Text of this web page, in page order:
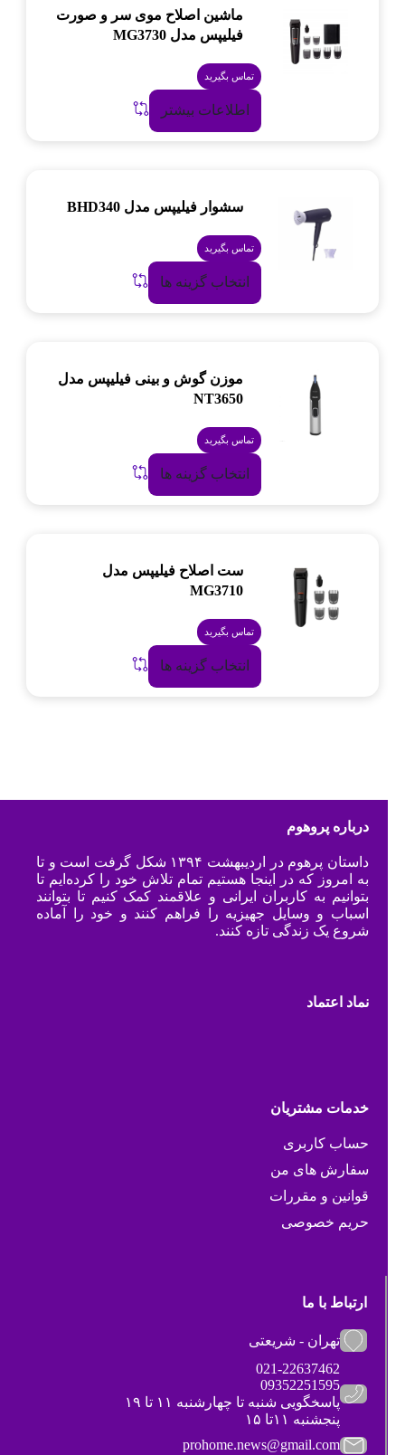
ماشین اصلاح موی سر و صورت
فیلیپس مدل MG3730
تماس بگیرید
اطلاعات بیشتر
سشوار فیلیپس مدل BHD340
تماس بگیرید
انتخاب گزینه ها
موزن گوش و بینی فیلیپس مدل
NT3650
تماس بگیرید
انتخاب گزینه ها
ست اصلاح فیلیپس مدل
MG3710
تماس بگیرید
انتخاب گزینه ها
درباره پروهوم
داستان پرهوم در اردیبهشت ۱۳۹۴ شکل گرفت است و تا
به امروز که در اینجا هستیم تمام تلاش خود را کرده‌ایم تا
بتوانیم به کاربران ایرانی و علاقمند کمک کنیم تا بتوانند
اسباب و وسایل جهیزیه را فراهم کنند و خود را آماده
شروع یک زندگی تازه کنند.
نماد اعتماد
خدمات مشتریان
حساب کاربری
سفارش های من
قوانین و مقررات
حریم خصوصی
ارتباط با ما
تهران - شریعتی
021-22637462
09352251595
پاسخگویی شنبه تا چهارشنبه ۱۱ تا ۱۹
پنجشنبه ۱۱تا ۱۵
prohome.news@gmail.com